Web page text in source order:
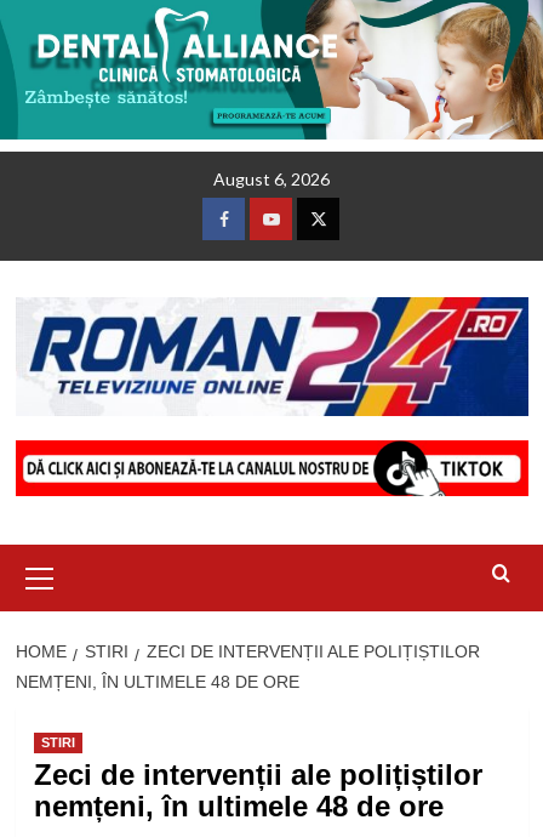
August 6, 2026
FacebookYoutubeTwitter
Menu
HOME STIRI
ZECI DE INTERVENȚII ALE POLIȚIȘTILOR
NEMȚENI, ÎN ULTIMELE 48 DE ORE
STIRI
Zeci de intervenții ale polițiștilor
nemțeni, în ultimele 48 de ore